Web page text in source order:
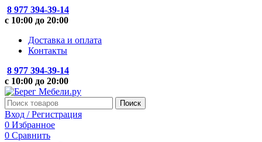
8 977 394-39-14
с 10:00 до 20:00
Доставка и оплата
Контакты
8 977 394-39-14
с 10:00 до 20:00
Поиск
Вход / Регистрация
0 Избранное
0 Сравнить